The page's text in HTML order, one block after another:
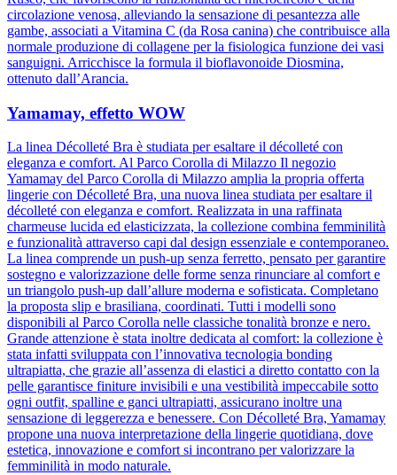
circolazione venosa, alleviando la sensazione di pesantezza alle
gambe, associati a Vitamina C (da Rosa canina) che contribuisce alla
normale produzione di collagene per la fisiologica funzione dei vasi
sanguigni. Arricchisce la formula il bioflavonoide Diosmina,
ottenuto dall’Arancia.
Yamamay, effetto WOW
La linea Décolleté Bra è studiata per esaltare il décolleté con
eleganza e comfort. Al Parco Corolla di Milazzo Il negozio
Yamamay del Parco Corolla di Milazzo amplia la propria offerta
lingerie con Décolleté Bra, una nuova linea studiata per esaltare il
décolleté con eleganza e comfort. Realizzata in una raffinata
charmeuse lucida ed elasticizzata, la collezione combina femminilità
e funzionalità attraverso capi dal design essenziale e contemporaneo.
La linea comprende un push-up senza ferretto, pensato per garantire
sostegno e valorizzazione delle forme senza rinunciare al comfort e
un triangolo push-up dall’allure moderna e sofisticata. Completano
la proposta slip e brasiliana, coordinati. Tutti i modelli sono
disponibili al Parco Corolla nelle classiche tonalità bronze e nero.
Grande attenzione è stata inoltre dedicata al comfort: la collezione è
stata infatti sviluppata con l’innovativa tecnologia bonding
ultrapiatta, che grazie all’assenza di elastici a diretto contatto con la
pelle garantisce finiture invisibili e una vestibilità impeccabile sotto
ogni outfit, spalline e ganci ultrapiatti, assicurano inoltre una
sensazione di leggerezza e benessere. Con Décolleté Bra, Yamamay
propone una nuova interpretazione della lingerie quotidiana, dove
estetica, innovazione e comfort si incontrano per valorizzare la
femminilità in modo naturale.